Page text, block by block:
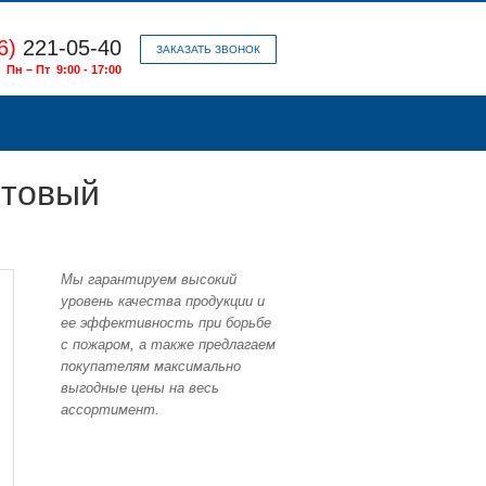
ЗАКАЗАТЬ ЗВОНОК
221-05-40
Пн – Пт 9:00 - 17:00
Мы гарантируем высокий
уровень качества продукции и
ее эффективность при борьбе
с пожаром, а также предлагаем
покупателям максимально
выгодные цены на весь
ассортимент.